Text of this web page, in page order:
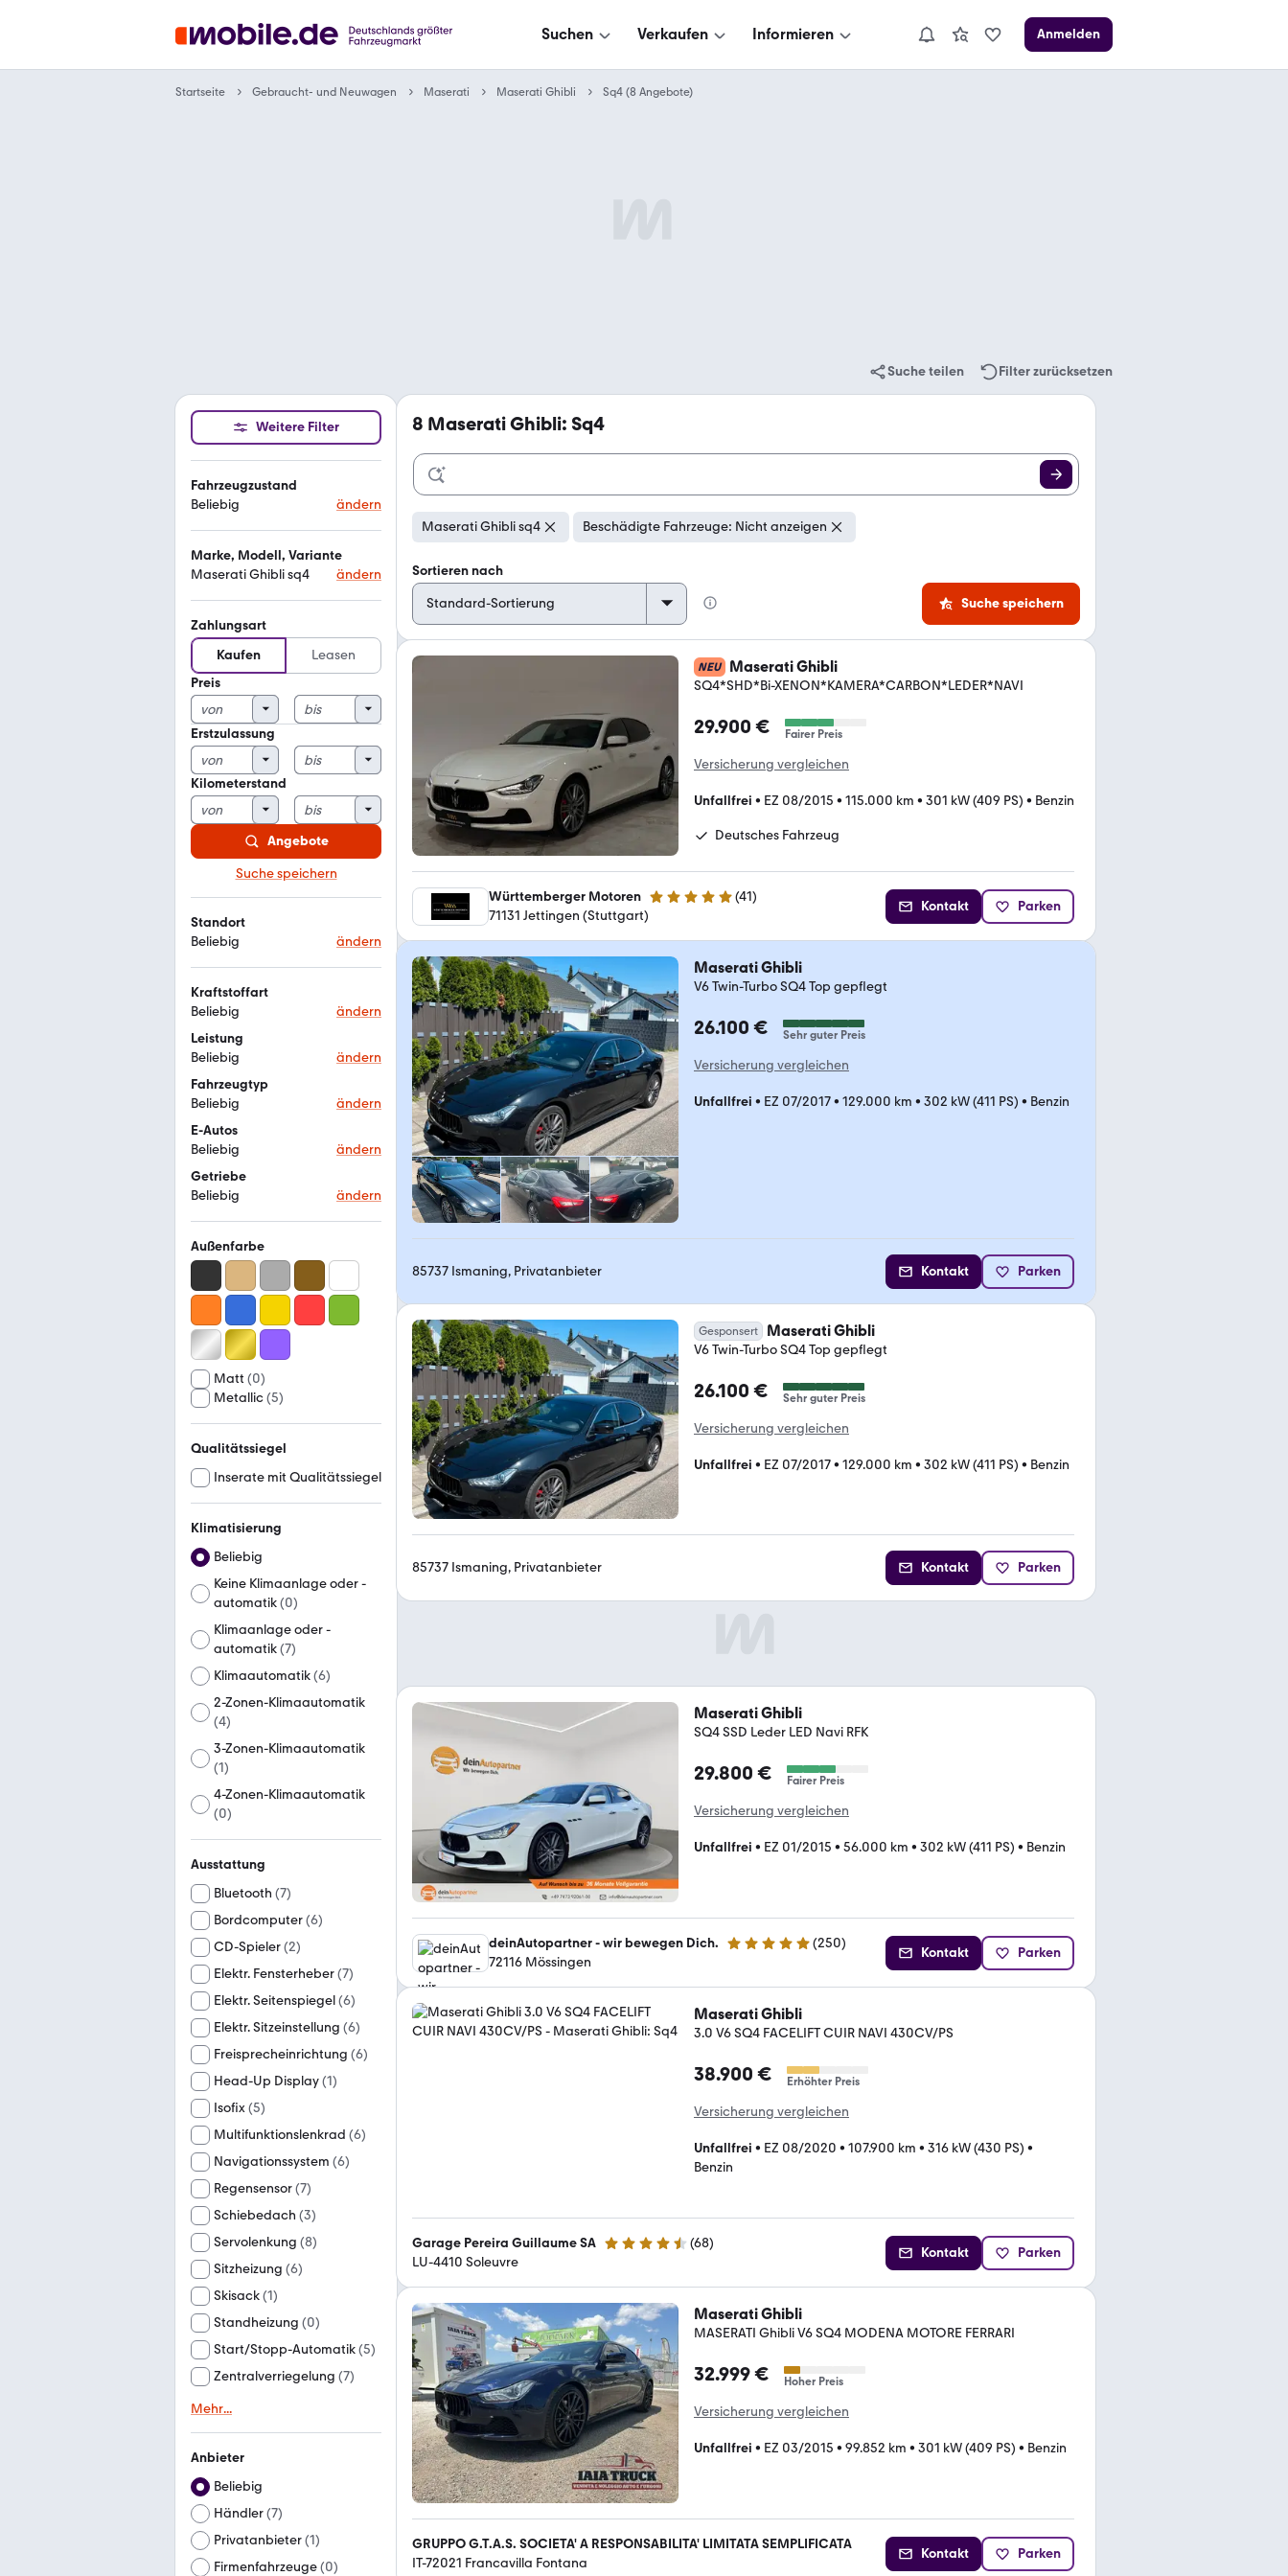
Suchen Verkaufen Informieren Anmelden
Startseite Gebraucht- und Neuwagen Maserati Maserati Ghibli Sq4 (8 Angebote)
Suche teilen Filter zurücksetzen
Weitere Filter
Fahrzeugzustand
Beliebig
ändern
Marke, Modell, Variante
Maserati Ghibli sq4
ändern
Zahlungsart
Kaufen
Leasen
Preis
Erstzulassung
Kilometerstand
Angebote
Suche speichern
Standort
Beliebig
ändern
Kraftstoffart
Beliebig
ändern
Leistung
Beliebig
ändern
Fahrzeugtyp
Beliebig
ändern
E-Autos
Beliebig
ändern
Getriebe
Beliebig
ändern
Außenfarbe
Matt (0)
Metallic(5)
Qualitätssiegel
Inserate mit Qualitätssiegel
Klimatisierung
Beliebig
Keine Klimaanlage oder -
automatik(0)
Klimaanlage oder -
automatik(7)
Klimaautomatik(6)
2-Zonen-Klimaautomatik
(4)
3-Zonen-Klimaautomatik
(1)
4-Zonen-Klimaautomatik
(0)
Ausstattung
Bluetooth (7)
Bordcomputer(6)
CD-Spieler(2)
Elektr. Fensterheber(7)
Elektr. Seitenspiegel(6)
Elektr. Sitzeinstellung (6)
Freisprecheinrichtung (6)
Head-Up Display(1)
Isofix(5)
Multifunktionslenkrad (6)
Navigationssystem (6)
Regensensor(7)
Schiebedach (3)
Servolenkung (8)
Sitzheizung (6)
Skisack(1)
Standheizung (0)
Start/Stopp-Automatik(5)
Zentralverriegelung (7)
Mehr...
Anbieter
Beliebig
Händler(7)
Privatanbieter(1)
Firmenfahrzeuge(0)
8 Maserati Ghibli: Sq4
Maserati Ghibli sq4 Beschädigte Fahrzeuge: Nicht anzeigen
Sortieren nach
Suche speichern
NEU Maserati Ghibli
SQ4*SHD*Bi-XENON*KAMERA*CARBON*LEDER*NAVI
29.900 € Fairer Preis
Versicherung vergleichen
Unfallfrei • EZ 08/2015 • 115.000 km • 301 kW (409 PS) • Benzin
Deutsches Fahrzeug
Württemberger Motoren 5 Sterne (41)
71131 Jettingen (Stuttgart)
Kontakt Parken
Maserati Ghibli
V6 Twin-Turbo SQ4 Top gepflegt
26.100 € Sehr guter Preis
Versicherung vergleichen
Unfallfrei • EZ 07/2017• 129.000 km • 302 kW (411 PS) • Benzin
85737 Ismaning, Privatanbieter Kontakt Parken
Gesponsert Maserati Ghibli
V6 Twin-Turbo SQ4 Top gepflegt
26.100 € Sehr guter Preis
Versicherung vergleichen
Unfallfrei • EZ 07/2017• 129.000 km • 302 kW (411 PS) • Benzin
85737 Ismaning, Privatanbieter Kontakt Parken
Maserati Ghibli
SQ4 SSD Leder LED Navi RFK
29.800 € Fairer Preis
Versicherung vergleichen
Unfallfrei • EZ 01/2015 • 56.000 km • 302 kW (411 PS) • Benzin
deinAutopartner - wir bewegen Dich. 4.9 Sterne (250)
72116 Mössingen
Kontakt Parken
Maserati Ghibli
3.0 V6 SQ4 FACELIFT CUIR NAVI 430CV/PS
38.900 € Erhöhter Preis
Versicherung vergleichen
Unfallfrei • EZ 08/2020 • 107.900 km • 316 kW (430 PS) •
Benzin
Garage Pereira Guillaume SA 4.3 Sterne (68)
LU-4410 Soleuvre
Kontakt Parken
Maserati Ghibli
MASERATI Ghibli V6 SQ4 MODENA MOTORE FERRARI
32.999 € Hoher Preis
Versicherung vergleichen
Unfallfrei • EZ 03/2015 • 99.852 km • 301 kW (409 PS) • Benzin
GRUPPO G.T.A.S. SOCIETA' A RESPONSABILITA' LIMITATA SEMPLIFICATA
IT-72021 Francavilla Fontana
Kontakt Parken